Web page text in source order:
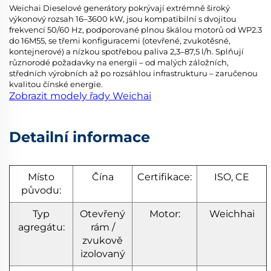
Weichai Dieselové generátory pokrývají extrémně široký
výkonový rozsah 16–3600 kW, jsou kompatibilní s dvojitou
frekvencí 50/60 Hz, podporované plnou škálou motorů od WP2.3
do 16M55, se třemi konfiguracemi (otevřené, zvukotěsné,
kontejnerové) a nízkou spotřebou paliva 2,3–87,5 l/h. Splňují
různorodé požadavky na energii – od malých záložních,
středních výrobních až po rozsáhlou infrastrukturu – zaručenou
kvalitou čínské energie.
Zobrazit modely řady Weichai
Detailní informace
Místo
původu:
Čína Certifikace: ISO, CE
Typ
agregátu:
Otevřený
rám /
zvukově
izolovaný
Motor: Weichhai